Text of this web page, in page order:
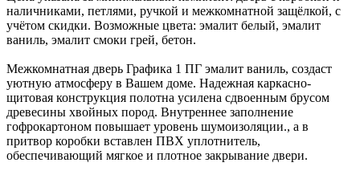
наличниками, петлями, ручкой и межкомнатной защёлкой, с
учётом скидки. Возможные цвета: эмалит белый, эмалит
ваниль, эмалит смоки грей, бетон.
Межкомнатная дверь Графика 1 ПГ эмалит ваниль, создаст
уютную атмосферу в Вашем доме. Надежная каркасно-
щитовая конструкция полотна усилена сдвоенным брусом
древесины хвойных пород. Внутреннее заполнение
гофрокартоном повышает уровень шумоизоляции., а в
притвор коробки вставлен ПВХ уплотнитель,
обеспечивающий мягкое и плотное закрывание двери.